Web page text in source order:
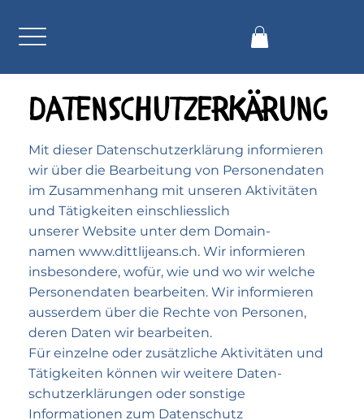
Datenschutzerkärung
Mit dieser Daten­schutz­erklärung informieren
wir über die Bearbeitung von Personen­daten
im Zusammen­hang mit unseren Aktivitäten
und Tätigkeiten einschliesslich
unserer Website unter dem Domain­
namen www.dittlijeans.ch. Wir informieren
insbesondere, wofür, wie und wo wir welche
Personen­daten bearbeiten. Wir informieren
ausserdem über die Rechte von Personen,
deren Daten wir bearbeiten.
Für einzelne oder zusätzliche Aktivitäten und
Tätigkeiten können wir weitere Daten­
schutzer­klärungen oder sonstige
Informationen zum Daten­schutz